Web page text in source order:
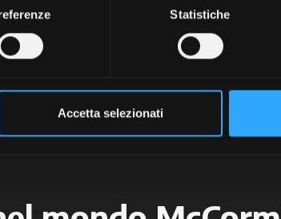
Statistiche
Accetta selezionati
+